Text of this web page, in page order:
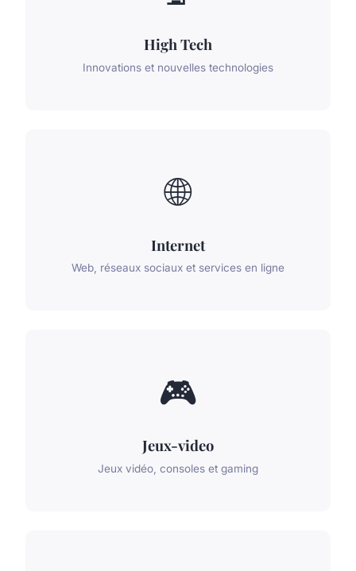
High Tech
Innovations et nouvelles technologies
🌐
Internet
Web, réseaux sociaux et services en ligne
🎮
Jeux-video
Jeux vidéo, consoles et gaming